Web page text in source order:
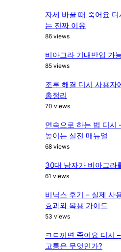
자세 바꿀 때 죽어요
는 진짜 이유
86 views
비아그라 기내반입 가
85 views
조루 해결 디시 사용자
총정리
70 views
연속으로 하는 법 디시
높이는 실전 매뉴얼
68 views
30대 남자가 비아그라
61 views
비닉스 후기 – 실제 사
효과와 복용 가이드
53 views
ㅋㄷ끼면 죽어요 디시
고통은 무엇인가?